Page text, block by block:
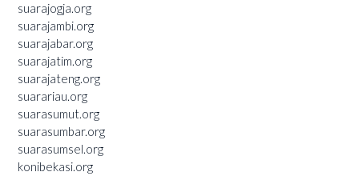
suarajogja.org
suarajambi.org
suarajabar.org
suarajatim.org
suarajateng.org
suarariau.org
suarasumut.org
suarasumbar.org
suarasumsel.org
konibekasi.org